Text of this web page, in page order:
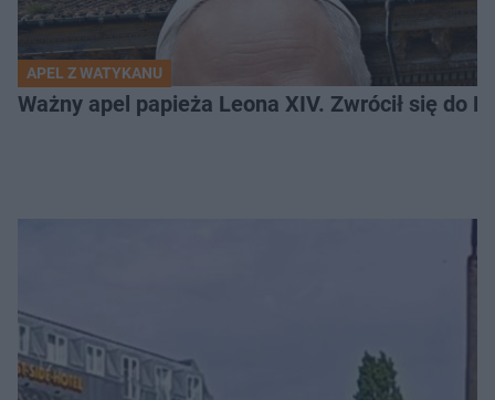
APEL Z WATYKANU
Ważny apel papieża Leona XIV. Zwrócił się do